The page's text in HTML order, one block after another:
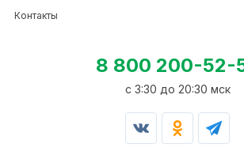
Контакты
8 800 200-52-
c 3:30 до 20:30 мск